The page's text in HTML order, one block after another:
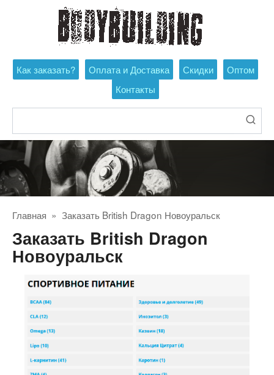
Как заказать? Оплата и Доставка Скидки
Оптом
Контакты
Главная » Заказать British Dragon Новоуральск
Заказать British Dragon
Новоуральск